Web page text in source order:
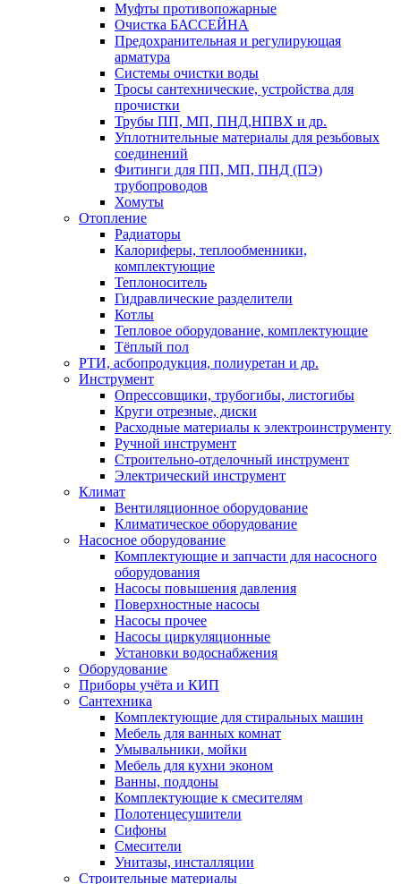
Муфты противопожарные
Очистка БАССЕЙНА
Предохранительная и регулирующая
арматура
Системы очистки воды
Тросы сантехнические, устройства для
прочистки
Трубы ПП, МП, ПНД,НПВХ и др.
Уплотнительные материалы для резьбовых
соединений
Фитинги для ПП, МП, ПНД (ПЭ)
трубопроводов
Хомуты
Отопление
Радиаторы
Калориферы, теплообменники,
комплектующие
Теплоноситель
Гидравлические разделители
Котлы
Тепловое оборудование, комплектующие
Тёплый пол
РТИ, асбопродукция, полиуретан и др.
Инструмент
Опрессовщики, трубогибы, листогибы
Круги отрезные, диски
Расходные материалы к электроинструменту
Ручной инструмент
Строительно-отделочный инструмент
Электрический инструмент
Климат
Вентиляционное оборудование
Климатическое оборудование
Насосное оборудование
Комплектующие и запчасти для насосного
оборудования
Насосы повышения давления
Поверхностные насосы
Насосы прочее
Насосы циркуляционные
Установки водоснабжения
Оборудование
Приборы учёта и КИП
Сантехника
Комплектующие для стиральных машин
Мебель для ванных комнат
Умывальники, мойки
Мебель для кухни эконом
Ванны, поддоны
Комплектующие к смесителям
Полотенцесушители
Сифоны
Смесители
Унитазы, инсталляции
Строительные материалы